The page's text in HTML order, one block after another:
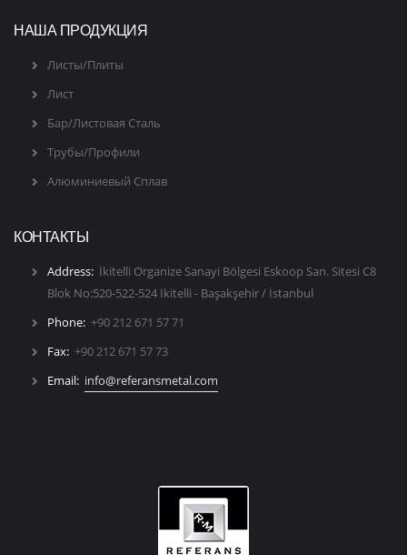
НАША ПРОДУКЦИЯ
Листы/Плиты
Лист
Бар/Листовая Сталь
Трубы/Профили
Алюминиевый Сплав
КОНТАКТЫ
Address: İkitelli Organize Sanayi Bölgesi Eskoop San. Sitesi C8
Blok No:520-522-524 İkitelli - Başakşehir / İstanbul
Phone: +90 212 671 57 71
Fax: +90 212 671 57 73
Email: info@referansmetal.com